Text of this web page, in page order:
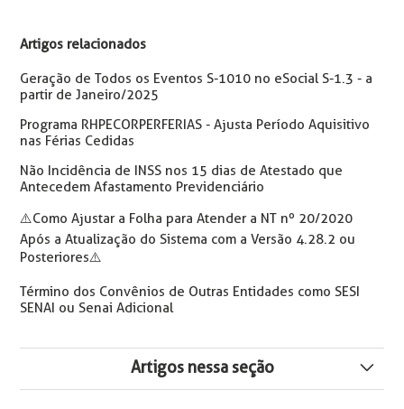
Artigos relacionados
Geração de Todos os Eventos S-1010 no eSocial S-1.3 - a
partir de Janeiro/2025
Programa RHPECORPERFERIAS - Ajusta Período Aquisitivo
nas Férias Cedidas
Não Incidência de INSS nos 15 dias de Atestado que
Antecedem Afastamento Previdenciário
⚠️Como Ajustar a Folha para Atender a NT nº 20/2020
Após a Atualização do Sistema com a Versão 4.28.2 ou
Posteriores⚠️
Término dos Convênios de Outras Entidades como SESI
SENAI ou Senai Adicional
Artigos nessa seção